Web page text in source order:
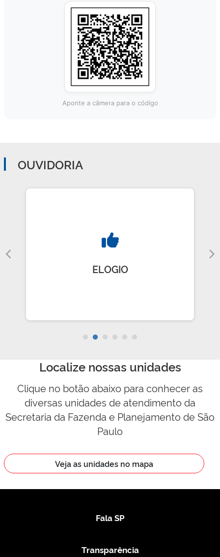
Aponte a câmera para o código
OUVIDORIA
ELOGIO
Localize nossas unidades
Clique no botão abaixo para conhecer as
diversas unidades de atendimento da
Secretaria da Fazenda e Planejamento de São
Paulo
Veja as unidades no mapa
Fala SP
Transparência